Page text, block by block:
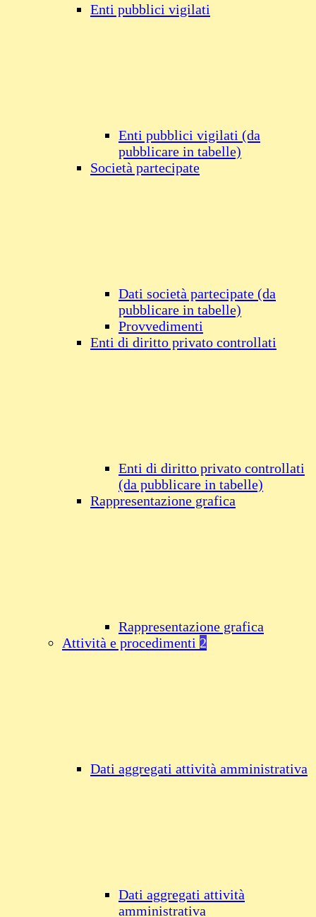
Enti pubblici vigilati
Enti pubblici vigilati (da
pubblicare in tabelle)
Società partecipate
Dati società partecipate (da
pubblicare in tabelle)
Provvedimenti
Enti di diritto privato controllati
Enti di diritto privato controllati
(da pubblicare in tabelle)
Rappresentazione grafica
Rappresentazione grafica
Attività e procedimenti 2
Dati aggregati attività amministrativa
Dati aggregati attività
amministrativa